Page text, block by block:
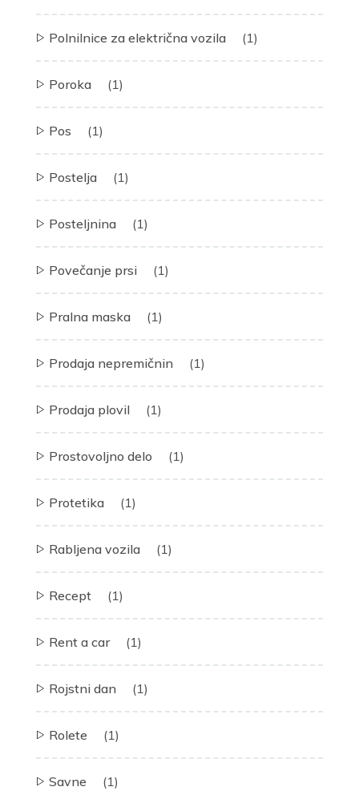
Polnilnice za električna vozila (1)
Poroka (1)
Pos (1)
Postelja (1)
Posteljnina (1)
Povečanje prsi (1)
Pralna maska (1)
Prodaja nepremičnin (1)
Prodaja plovil (1)
Prostovoljno delo (1)
Protetika (1)
Rabljena vozila (1)
Recept (1)
Rent a car (1)
Rojstni dan (1)
Rolete (1)
Savne (1)